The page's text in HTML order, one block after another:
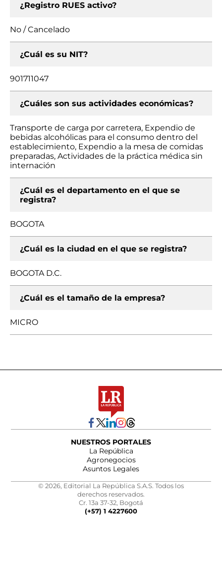
¿Registro RUES activo?
No / Cancelado
¿Cuál es su NIT?
901711047
¿Cuáles son sus actividades económicas?
Transporte de carga por carretera, Expendio de
bebidas alcohólicas para el consumo dentro del
establecimiento, Expendio a la mesa de comidas
preparadas, Actividades de la práctica médica sin
internación
¿Cuál es el departamento en el que se
registra?
BOGOTA
¿Cuál es la ciudad en el que se registra?
BOGOTA D.C.
¿Cuál es el tamaño de la empresa?
MICRO
NUESTROS PORTALES
La República
Agronegocios
Asuntos Legales
© 2026, Editorial La República S.A.S. Todos los
derechos reservados.
Cr. 13a 37-32, Bogotá
(+57) 1 4227600